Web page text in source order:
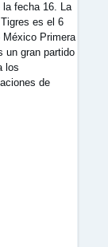
la fecha 16. La
es el 6
México Primera
un gran partido
los
de